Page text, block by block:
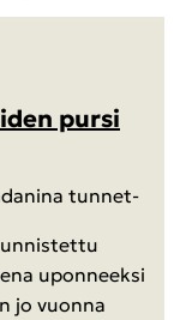
pursi
tun­net­
upon­neek­si
jo vuon­na